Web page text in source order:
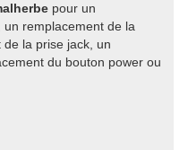
pour un
remplacement de la
la prise jack, un
du bouton power ou